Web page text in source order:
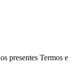
presentes Termos e